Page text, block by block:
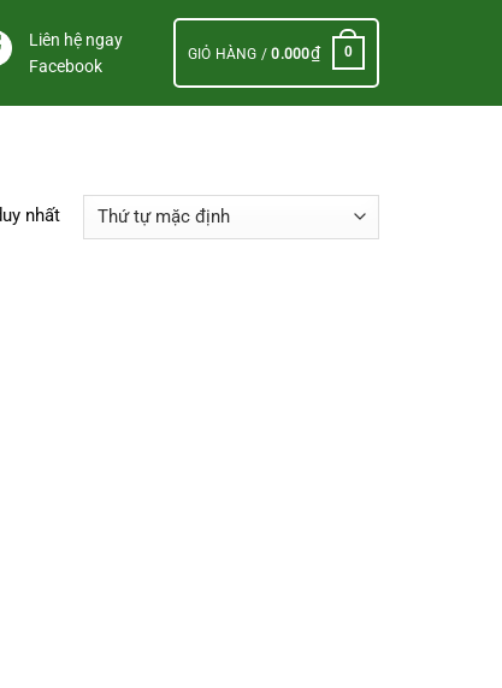
Liên hệ ngay
Facebook
GIỎ HÀNG /0.000₫ 0
nhất